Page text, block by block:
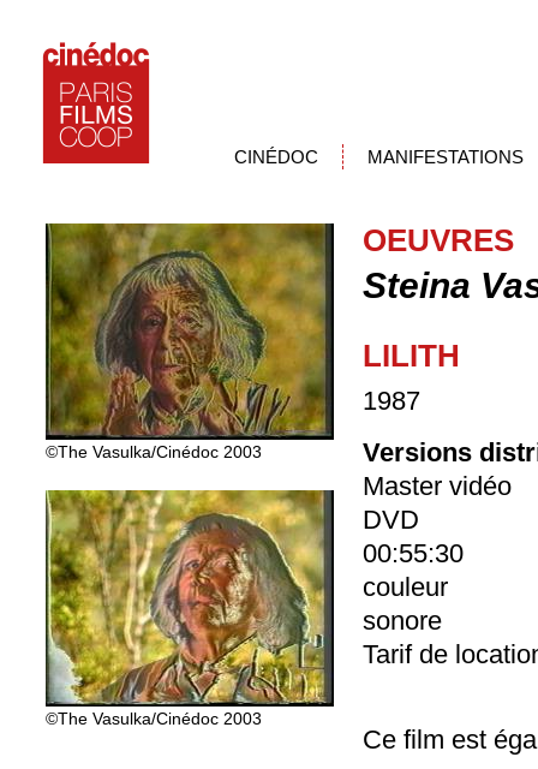
CINÉDOC MANIFESTATIONS
©The Vasulka/Cinédoc 2003
©The Vasulka/Cinédoc 2003
OEUVRES
Steina
LILITH
1987
Versions
Master vidéo
DVD
00:55:30
couleur
sonore
Tarif de
Ce film est